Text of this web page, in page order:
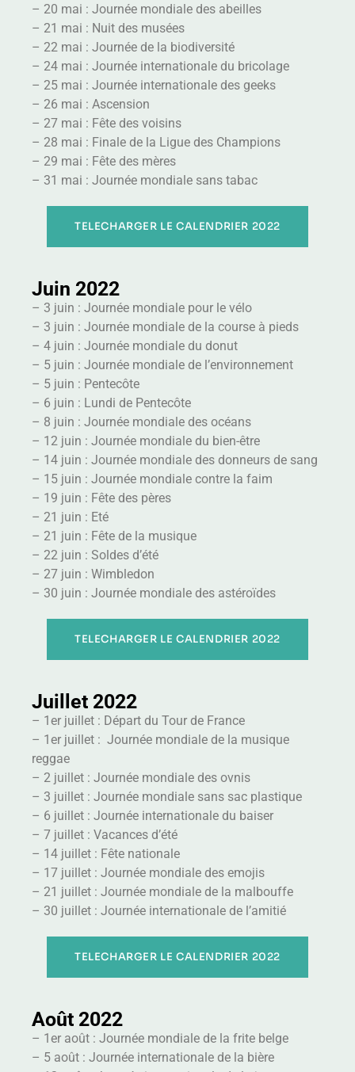
– 20 mai : Journée mondiale des abeilles
– 21 mai : Nuit des musées
– 22 mai : Journée de la biodiversité
– 24 mai : Journée internationale du bricolage
– 25 mai : Journée internationale des geeks
– 26 mai : Ascension
– 27 mai : Fête des voisins
– 28 mai : Finale de la Ligue des Champions
– 29 mai : Fête des mères
– 31 mai : Journée mondiale sans tabac
TELECHARGER LE CALENDRIER 2022
Juin 2022
– 3 juin : Journée mondiale pour le vélo
– 3 juin : Journée mondiale de la course à pieds
– 4 juin : Journée mondiale du donut
– 5 juin : Journée mondiale de l’environnement
– 5 juin : Pentecôte
– 6 juin : Lundi de Pentecôte
– 8 juin : Journée mondiale des océans
– 12 juin : Journée mondiale du bien-être
– 14 juin : Journée mondiale des donneurs de sang
– 15 juin : Journée mondiale contre la faim
– 19 juin : Fête des pères
– 21 juin : Eté
– 21 juin : Fête de la musique
– 22 juin : Soldes d’été
– 27 juin : Wimbledon
– 30 juin : Journée mondiale des astéroïdes
TELECHARGER LE CALENDRIER 2022
Juillet 2022
– 1er juillet : Départ du Tour de France
– 1er juillet : Journée mondiale de la musique
reggae
– 2 juillet : Journée mondiale des ovnis
– 3 juillet : Journée mondiale sans sac plastique
– 6 juillet : Journée internationale du baiser
– 7 juillet : Vacances d’été
– 14 juillet : Fête nationale
– 17 juillet : Journée mondiale des emojis
– 21 juillet : Journée mondiale de la malbouffe
– 30 juillet : Journée internationale de l’amitié
TELECHARGER LE CALENDRIER 2022
Août 2022
– 1er août : Journée mondiale de la frite belge
– 5 août : Journée internationale de la bière